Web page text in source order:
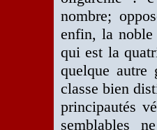
nombre;
enfin, la
qui est la
quelque autre
classe bien
principautés
semblables